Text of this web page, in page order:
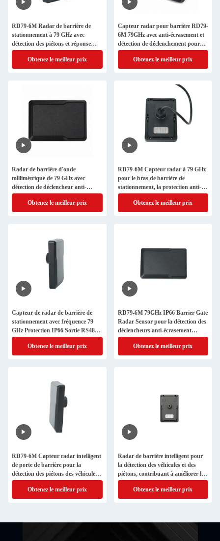
RD79-6M Radar de barrière de
stationnement à 79 GHz avec
détection des piétons et réponse
rapide
Obtenez le meilleur prix
Capteur radar pour barrière RD79-
6M 79GHz avec anti-écrasement et
détection de déclenchement pour
barrières de parking extérieures
Obtenez le meilleur prix
Radar de barrière d'onde
millimétrique de 79 GHz avec
détection de déclencheur anti-
écrasement Bluetooth Débogage et
sortie RS485
Obtenez le meilleur prix
RD79-6M Capteur radar à 79 GHz
pour le bras de barrière de
stationnement, la protection anti-
écrasement et le déclencheur d'accès
au véhiculeObtenez le meilleur prix
Capteur de radar de barrière de
stationnement avec fréquence 79
GHz Protection IP66 Sortie RS485
et réglage Bluetooth
Obtenez le meilleur prix
RD79-6M 79GHz IP66 Barrier Gate
Radar Sensor pour la détection des
déclencheurs anti-écrasement
Sécurité des piétons du véhicule
avec Bluetooth RS485
Obtenez le meilleur prix
RD79-6M Capteur radar intelligent
de porte de barrière pour la
détection des piétons des véhicules,
protection contre les chocs et
contrôle d'accès au stationnement
Obtenez le meilleur prix
Radar de barrière intelligent pour
la détection des véhicules et des
piétons, contribuant à améliorer la
sécurité des bras de barrière et
l'efficacité du contrôle d'accès au
stationnement.
Obtenez le meilleur prix